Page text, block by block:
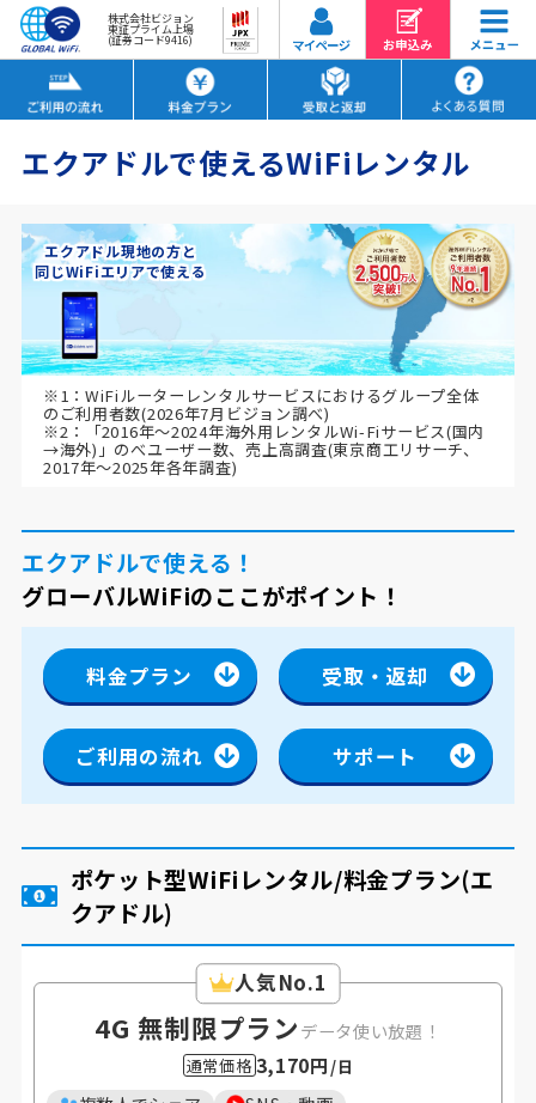
株式会社ビジョン
東証プライム上場
(証券コード9416)
エクアドルで使えるWiFiレンタル
エクアドル現地の方と
同じWiFiエリアで使える
※1：WiFiルーターレンタルサービスにおけるグループ全体
のご利用者数(2026年7月ビジョン調べ)
※2：「2016年～2024年海外用レンタルWi-Fiサービス(国内
→海外)」のべユーザー数、売上高調査(東京商工リサーチ、
2017年～2025年各年調査)
エクアドルで使える！
グローバルWiFiのここがポイント！
料金プラン 受取・返却
ご利用の流れ サポート
ポケット型WiFiレンタル/料金プラン(エ
クアドル)
人気No.1
4G 無制限プランデータ使い放題！
通常価格3,170円 /日